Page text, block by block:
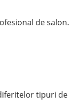
de salon.
tipuri de